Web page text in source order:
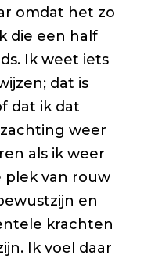
omdat het zo
die een half
Ik weet iets
dat is
dat ik dat
weer
als ik weer
plek van rouw
en
krachten
Ik voel daar